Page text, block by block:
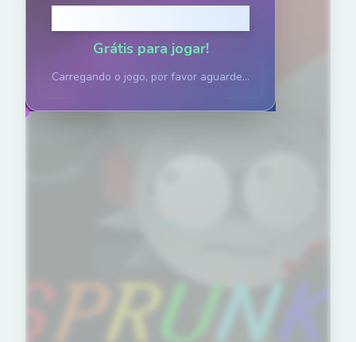
Grátis para jogar!
Carregando o jogo, por favor aguarde...